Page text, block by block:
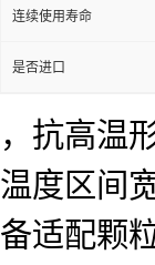
连续使用寿命
是否进口
，抗高温
温度区间
备适配颗